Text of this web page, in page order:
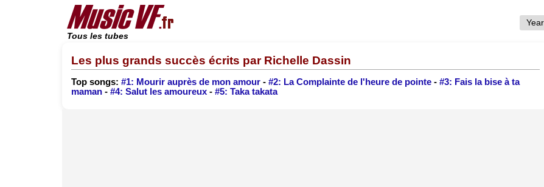
Tous les tubes
Les plus grands succès écrits par Richelle Dassin
Top songs: #1: Mourir auprès de mon amour - #2: La Complainte de l'heure de pointe - #3: Fais la bise à ta
maman - #4: Salut les amoureux - #5: Taka takata